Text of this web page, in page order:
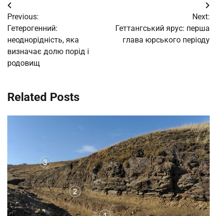
Post
navigation
Previous:
Гетерогенний:
неоднорідність, яка
визначає долю порід і
родовищ
Next:
Геттангський ярус: перша
глава юрського періоду
Related Posts